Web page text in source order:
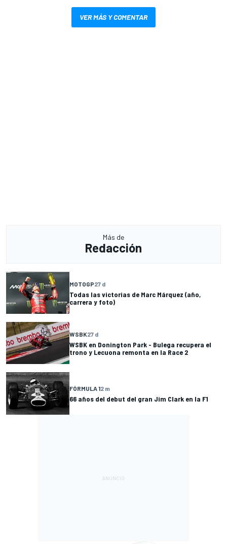
VER MÁS Y COMENTAR
Más de
Redacción
MOTOGP27 d
Todas las victorias de Marc Márquez (año,
carrera y foto)
WSBK27 d
WSBK en Donington Park - Bulega recupera el
trono y Lecuona remonta en la Race 2
FÓRMULA 12 m
66 años del debut del gran Jim Clark en la F1